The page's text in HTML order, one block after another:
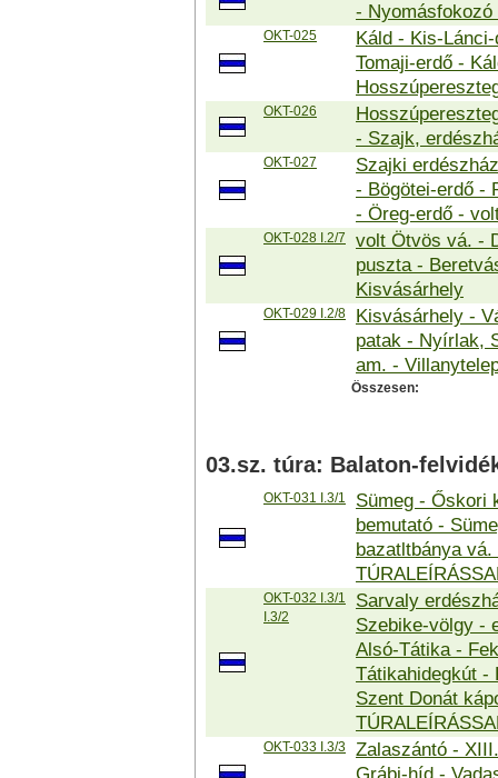
- Nyomásfokozó
OKT-025
Káld - Kis-
Tomaji-erdő -
OKT-026
- Szajk,
OKT-027
Szajki
- Bögötei-erdő -
- Öreg-erdő -
OKT-028 I.2/7
volt Ötvös vá. -
puszta -
Kisvásárhely
OKT-029 I.2/8
Kisvásárhely -
patak - Nyírlak,
am. -
Összesen:
03.sz. túra: Balaton-
OKT-031 I.3/1
Sümeg - Őskori
bemutató -
bazatltbánya
OKT-032 I.3/1
I.3/2
Sarvaly
Szebike-völgy -
Alsó-Tátika -
Tátikahidegkút -
Szent Donát
OKT-033 I.3/3
Zalaszántó -